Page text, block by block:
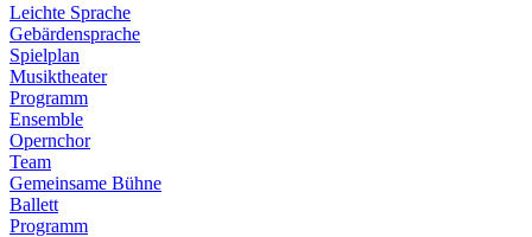
Leichte Sprache
Gebärdensprache
Spielplan
Musiktheater
Programm
Ensemble
Opernchor
Team
Gemeinsame Bühne
Ballett
Programm